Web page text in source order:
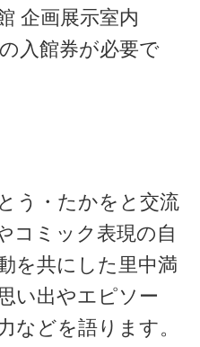
企画展示室内
入館券が必要で
う・たかをと交流
コミック表現の自
を共にした里中満
い出やエピソー
などを語ります。